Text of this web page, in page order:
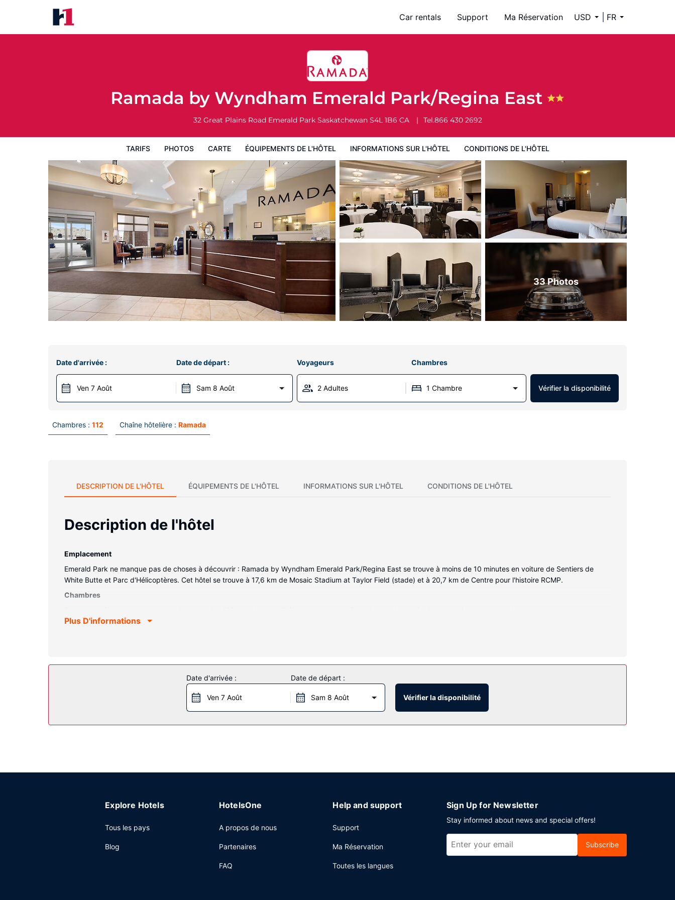
Car rentals Support Ma Réservation USD FR
Ramada by Wyndham Emerald Park/Regina East
32 Great Plains Road Emerald Park Saskatchewan S4L 1B6 CA Tel.866 430 2692
TARIFS PHOTOS CARTE ÉQUIPEMENTS DE L'HÔTEL INFORMATIONS SUR L'HÔTEL CONDITIONS DE L'HÔTEL
Conditions de l'hôtel
33 Photos
Date d'arrivée :
Ven 7 Août
Date de départ :
Sam 8 Août
Voyageurs Chambres
2 Adultes 1 Chambre Vérifier la disponibilité
Chambres : 112 Chaîne hôtelière : Ramada
DESCRIPTION DE L'HÔTEL ÉQUIPEMENTS DE L'HÔTEL INFORMATIONS SUR L'HÔTEL CONDITIONS DE L'HÔTEL
Description de l'hôtel
Emplacement
Emerald Park ne manque pas de choses à découvrir : Ramada by Wyndham Emerald Park/Regina East se trouve à moins de 10 minutes en voiture de Sentiers de
White Butte et Parc d'Hélicoptères. Cet hôtel se trouve à 17,6 km de Mosaic Stadium at Taylor Field (stade) et à 20,7 km de Centre pour l'histoire RCMP.
Chambres
kitchenette avec un réfrigérateur et une plaque de cuisson. L'accès Wi-Fi à Internet gratuit vous permet de rester en contact avec le reste du monde et votre
Si pour vous, le plaisir passe avant tout, n'hésitez pas à profiter des infrastructures de loisirs de l'hébergement qui incluent notamment une piscine couverte, un
toboggan aquatique et un sauna. Parmi les équipements et services offerts par cet hôtel vous trouvez également l'accès Wi-Fi à Internet gratuit, une salle de banquet
et un distributeur automatique de boissons et d'en-cas.
Pour combler tous vos petits creux, Ramada by Wyndham Emerald Park/Regina East vous propose un snack bar/épicerie fine. Un petit déjeuner à emporter gratuit
Plus D'informations
Date d'arrivée :
Ven 7 Août
Date de départ :
Sam 8 Août Vérifier la disponibilité
Explore Hotels
Tous les pays
Blog
HotelsOne
A propos de nous
Partenaires
FAQ
Help and support
Support
Ma Réservation
Toutes les langues
Sign Up for Newsletter
Stay informed about news and special offers!
Subscribe